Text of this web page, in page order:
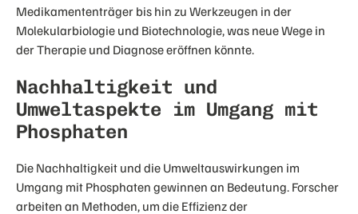
Medikamententräger bis hin zu Werkzeugen in der
Molekularbiologie und Biotechnologie, was neue Wege in
der Therapie und Diagnose eröffnen könnte.
Nachhaltigkeit und
Umweltaspekte im Umgang mit
Phosphaten
Die Nachhaltigkeit und die Umweltauswirkungen im
Umgang mit Phosphaten gewinnen an Bedeutung. Forscher
arbeiten an Methoden, um die Effizienz der